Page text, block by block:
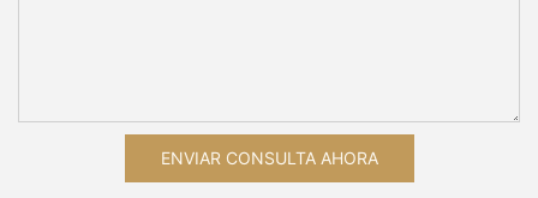
ENVIAR CONSULTA AHORA